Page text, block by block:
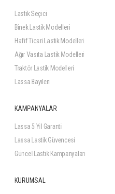
Lastik Seçici
Binek Lastik Modelleri
Hafif Ticari Lastik Modelleri
Ağır Vasıta Lastik Modelleri
Traktör Lastik Modelleri
Lassa Bayileri
KAMPANYALAR
Lassa 5 Yıl Garanti
Lassa Lastik Güvencesi
Güncel Lastik Kampanyaları
KURUMSAL